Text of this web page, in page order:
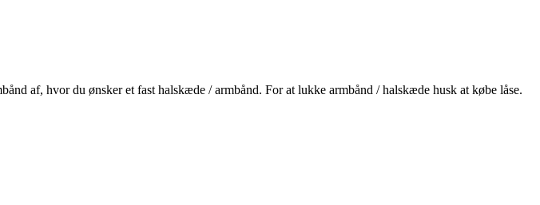
af, hvor du ønsker et fast halskæde / armbånd. For at lukke armbånd / halskæde husk at købe låse.